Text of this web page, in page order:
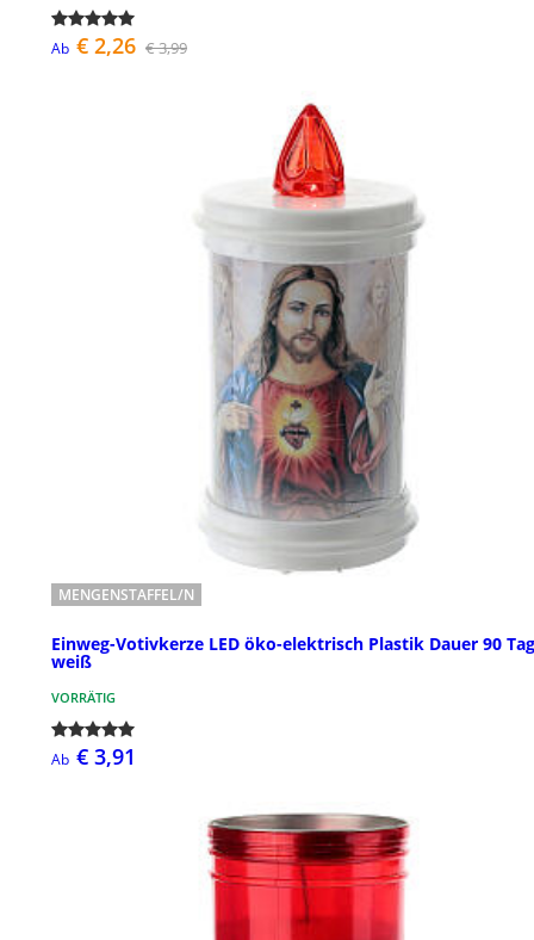
Ab € 2,26 € 3,99
MENGENSTAFFEL/N
Einweg-Votivkerze LED öko-elektrisch Plastik Dauer 90
weiß
VORRÄTIG
Ab € 3,91